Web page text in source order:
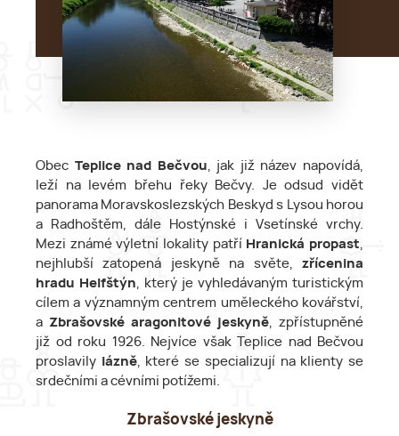
Obec Teplice nad Bečvou , jak již název napovídá,
leží na levém břehu řeky Bečvy. Je odsud vidět
panorama Moravskoslezských Beskyd s Lysou horou
a Radhoštěm, dále Hostýnské i Vsetínské vrchy.
Mezi známé výletní lokality patří Hranická propast
nejhlubší zatopená jeskyně na světe, zřícenina
hradu Helfštýn , který je vyhledávaným turistickým
cílem a významným centrem uměleckého kovářství,
a Zbrašovské aragonitové jeskyně , zpřístupněné
již od roku 1926. Nejvíce však Teplice nad Bečvou
proslavily lázně, které se specializují na klienty se
srdečními a cévními potížemi.
Zbrašovské jeskyně